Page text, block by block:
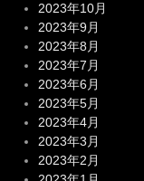
2023年10月
2023年9月
2023年8月
2023年7月
2023年6月
2023年5月
2023年4月
2023年3月
2023年2月